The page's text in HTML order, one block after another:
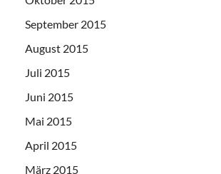
September 2015
August 2015
Juli 2015
Juni 2015
Mai 2015
April 2015
März 2015